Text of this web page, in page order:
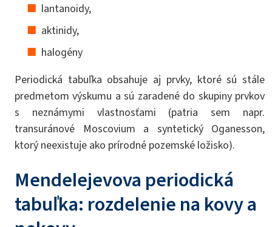
lantanoidy,
aktinidy,
halogény
Periodická tabuľka obsahuje aj prvky, ktoré sú stále
predmetom výskumu a sú zaradené do skupiny prvkov
s neznámymi vlastnosťami (patria sem napr.
transuránové Moscovium a syntetický Oganesson,
ktorý neexistuje ako prírodné pozemské ložisko).
Mendelejevova periodická
tabuľka: rozdelenie na kovy a